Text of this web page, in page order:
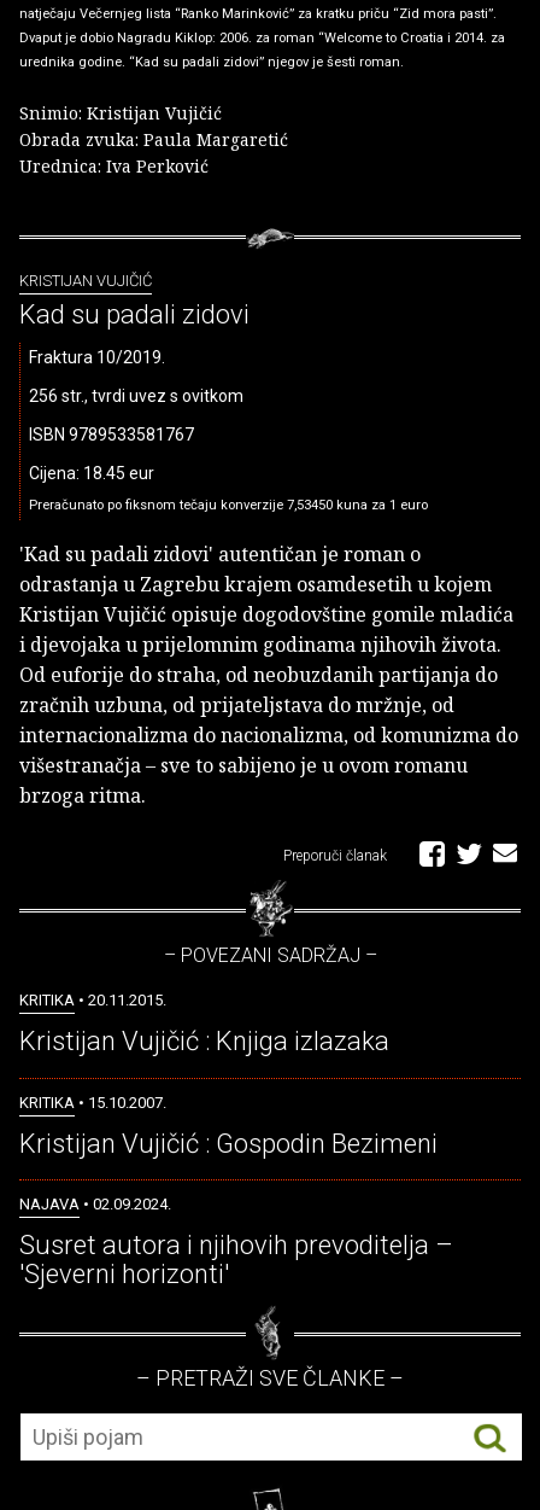
natječaju Večernjeg lista “Ranko Marinković” za kratku priču “Zid mora pasti”.
Dvaput je dobio Nagradu Kiklop: 2006. za roman “Welcome to Croatia i 2014. za
urednika godine. “Kad su padali zidovi” njegov je šesti roman.
Snimio: Kristijan Vujičić
Obrada zvuka: Paula Margaretić
Urednica: Iva Perković
KRISTIJAN VUJIČIĆ
Kad su padali zidovi
Fraktura 10/2019.
256 str., tvrdi uvez s ovitkom
ISBN 9789533581767
Cijena: 18.45 eur
Preračunato po fiksnom tečaju konverzije 7,53450 kuna za 1 euro
'Kad su padali zidovi' autentičan je roman o
odrastanja u Zagrebu krajem osamdesetih u kojem
Kristijan Vujičić opisuje dogodovštine gomile mladića
i djevojaka u prijelomnim godinama njihovih života.
Od euforije do straha, od neobuzdanih partijanja do
zračnih uzbuna, od prijateljstava do mržnje, od
internacionalizma do nacionalizma, od komunizma do
višestranačja – sve to sabijeno je u ovom romanu
brzoga ritma.
Preporuči članak
– POVEZANI SADRŽAJ –
KRITIKA • 20.11.2015.
Kristijan Vujičić : Knjiga izlazaka
KRITIKA • 15.10.2007.
Kristijan Vujičić : Gospodin Bezimeni
NAJAVA • 02.09.2024.
Susret autora i njihovih prevoditelja –
'Sjeverni horizonti'
– PRETRAŽI SVE ČLANKE –